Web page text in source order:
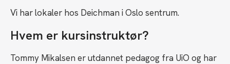
Vi har lokaler hos Deichman i Oslo sentrum.
Hvem er kursinstruktør?
Tommy Mikalsen er utdannet pedagog fra UiO og har